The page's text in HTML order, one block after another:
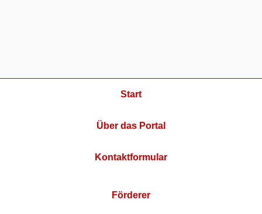
Start
Über das Portal
Kontaktformular
Förderer